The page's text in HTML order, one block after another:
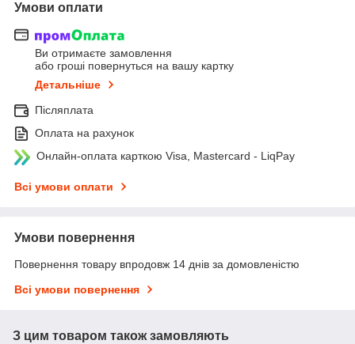
Умови оплати
Ви отримаєте замовлення
або гроші повернуться на вашу картку
Детальніше
Післяплата
Оплата на рахунок
Онлайн-оплата карткою Visa, Mastercard - LiqPay
Всі умови оплати
Умови повернення
Повернення товару впродовж 14 днів за домовленістю
Всі умови повернення
З цим товаром також замовляють